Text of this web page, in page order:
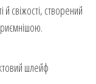
свіжості, створений
шлейф